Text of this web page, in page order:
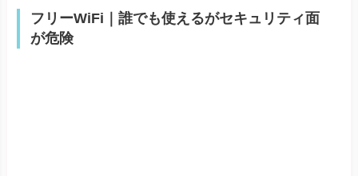
フリーWiFi｜誰でも使えるがセキュリティ面
が危険